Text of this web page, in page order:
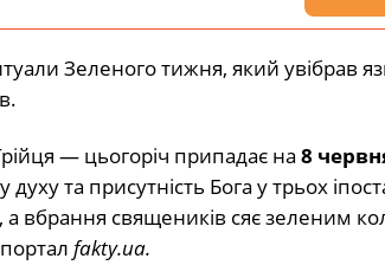
Зеленого тижня, який увібрав
— цьогоріч припадає на 8
та присутність Бога у трьох
а вбрання священиків сяє зеленим
fakty.ua.